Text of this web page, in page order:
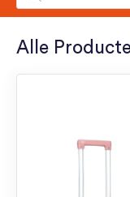
Alle